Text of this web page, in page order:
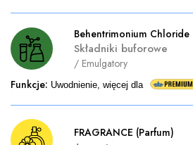
Behentrimonium Chloride
Składniki buforowe
/ Emulgatory
Funkcje: Uwodnienie, więcej dla
FRAGRANCE (Parfum)